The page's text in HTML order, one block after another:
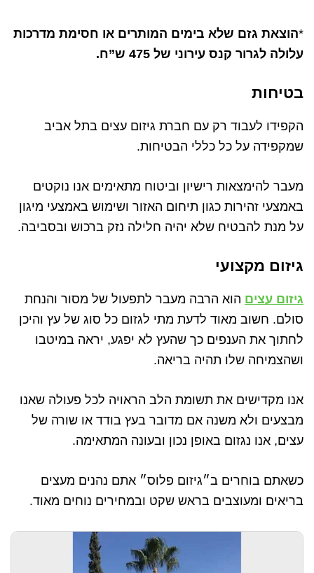
*הוצאת גזם שלא בימים המותרים או חסימת מדרכות
עלולה לגרור קנס עירוני של 475 ש”ח.
בטיחות
הקפידו לעבוד רק עם חברת גיזום עצים בתל אביב
שמקפידה על כל כללי הבטיחות.
מעבר להימצאות רישיון וביטוח מתאימים אנו נוקטים
באמצעי זהירות כגון תיחום האזור ושימוש באמצעי מיגון
על מנת להבטיח שלא יהיה חלילה נזק ברכוש ובסביבה.
גיזום מקצועי
גיזום עצים הוא הרבה מעבר לתפעול של מסור והנחת
סולם. חשוב מאוד לדעת מתי לגזום כל סוג של עץ והיכן
לחתוך את הענפים כך שהעץ לא יפגע, יראה במיטבו
ושהצמיחה שלו תהיה בריאה.
אנו מקדישים את תשומת הלב הראויה לכל פעולה שאנו
מבצעים ולא משנה אם מדובר בעץ בודד או שורה של
עצים, אנו נגזום באופן נכון ובעונה המתאימה.
כשאתם בוחרים ב״גיזום פלוס״ אתם נהנים מעצים
בריאים ומעוצבים בראש שקט ובמחירים נוחים מאוד.